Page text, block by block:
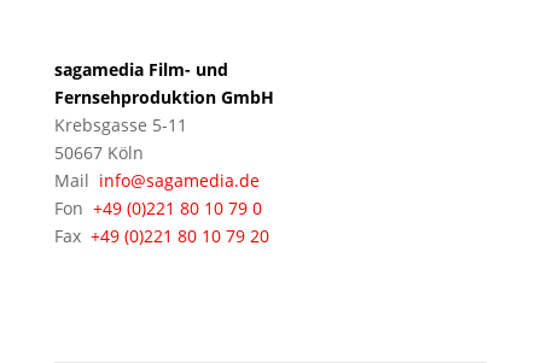
sagamedia Film- und
Fernsehproduktion GmbH
Krebsgasse 5-11
50667 Köln
Mail info@sagamedia.de
Fon +49 (0)221 80 10 79 0
Fax +49 (0)221 80 10 79 20